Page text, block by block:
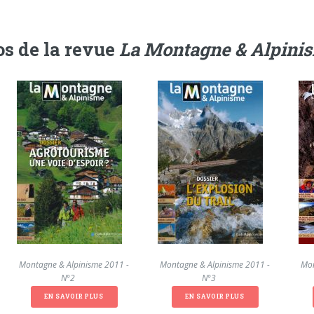
de la revue La Montagne &
La Montagne & Alpinisme 2011 -
N°2
EN SAVOIR PLUS
La Montagne & Alpinisme 2011 -
N°3
EN SAVOIR PLUS
La